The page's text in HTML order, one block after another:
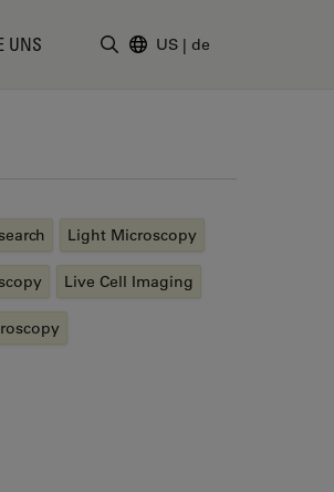
UNS US | de
Light Microscopy
Live Cell Imaging